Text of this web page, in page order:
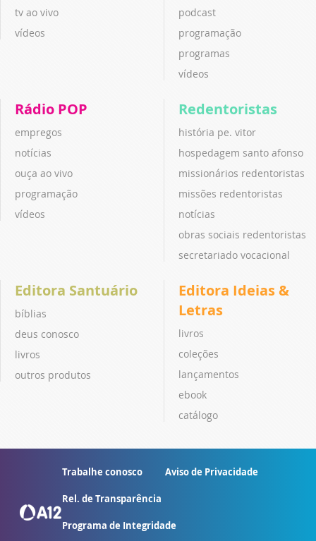
tv ao vivo
vídeos
podcast
programação
programas
vídeos
Rádio POP
empregos
notícias
ouça ao vivo
programação
vídeos
Redentoristas
história pe. vitor
hospedagem santo afonso
missionários redentoristas
missões redentoristas
notícias
obras sociais redentoristas
secretariado vocacional
Editora Santuário
bíblias
deus conosco
livros
outros produtos
Editora Ideias &
Letras
livros
coleções
lançamentos
ebook
catálogo
Trabalhe conosco Aviso de Privacidade
Rel. de Transparência
Programa de Integridade